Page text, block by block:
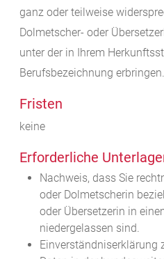
ganz oder teilweise
Dolmetscher- oder
unter der in Ihrem
Berufsbezeichnung erbringen.
Fristen
keine
Erforderliche
Nachweis, dass Sie
oder Dolmetscherin
oder Übersetzerin in
niedergelassen sind.
Einverständniserklärung